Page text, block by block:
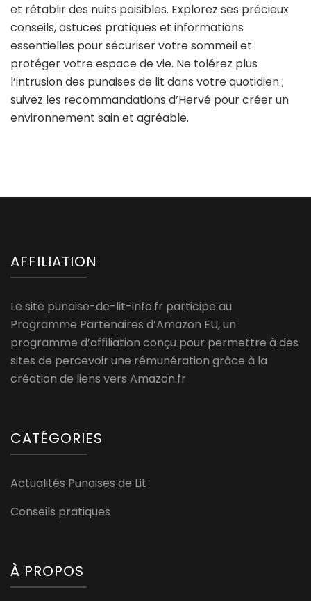
et rétablir des nuits paisibles. Explorez ses précieux
conseils, astuces pratiques et informations
essentielles pour sécuriser votre sommeil et
protéger votre espace de vie. Ne tolérez plus
l’intrusion des punaises de lit dans votre quotidien ;
suivez les recommandations d’Hervé pour créer un
environnement sain et agréable.
AFFILIATION
Le site punaise-de-lit-info.fr participe au
Programme Partenaires d’Amazon EU, un
programme d’affiliation conçu pour permettre à des
sites de percevoir une rémunération grâce à la
création de liens vers Amazon.fr
CATÉGORIES
Actualités Punaises de Lit
Conseils pratiques
À PROPOS